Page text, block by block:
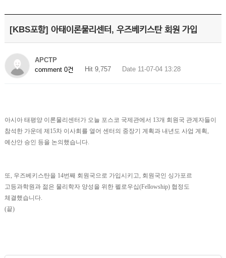
[KBS포항] 아태이론물리센터, 우즈베키스탄 회원 가입
APCTP
comment 0건
Hit 9,757 Date 11-07-04 13:28
아시아 태평양 이론물리센터가 오늘 포스코 국제관에서 13개 회원국 관계자들이
참석한 가운데 제15차 이사회를 열어 센터의 중장기 계획과 내년도 사업 계획,
예산안 승인 등을 논의했습니다.
또, 우즈베키스탄을 14번째 회원국으로 가입시키고, 회원국인 싱가포르
고등과학원과 젊은 물리학자 양성을 위한 펠로우십(Fellowship) 협정도
체결했습니다.
(끝)